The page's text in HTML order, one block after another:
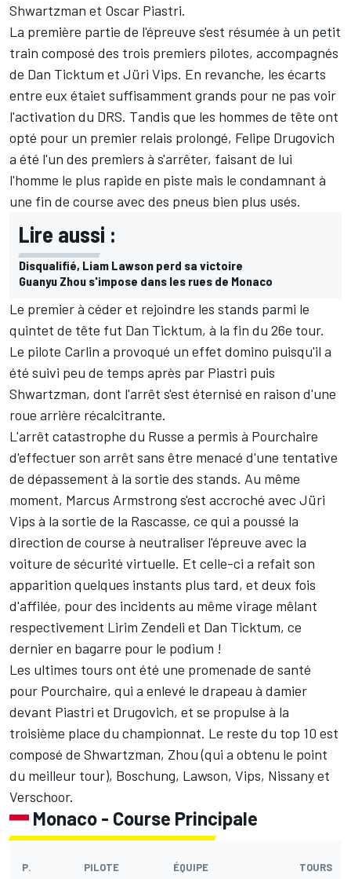
Shwartzman et Oscar Piastri.
La première partie de l'épreuve s'est résumée à un petit
train composé des trois premiers pilotes, accompagnés
de Dan Ticktum et Jüri Vips. En revanche, les écarts
entre eux étaiet suffisamment grands pour ne pas voir
l'activation du DRS. Tandis que les hommes de tête ont
opté pour un premier relais prolongé, Felipe Drugovich
a été l'un des premiers à s'arrêter, faisant de lui
l'homme le plus rapide en piste mais le condamnant à
une fin de course avec des pneus bien plus usés.
Lire aussi :
Disqualifié, Liam Lawson perd sa victoire
Guanyu Zhou s'impose dans les rues de Monaco
Le premier à céder et rejoindre les stands parmi le
quintet de tête fut Dan Ticktum, à la fin du 26e tour.
Le pilote Carlin a provoqué un effet domino puisqu'il a
été suivi peu de temps après par Piastri puis
Shwartzman, dont l'arrêt s'est éternisé en raison d'une
roue arrière récalcitrante.
L'arrêt catastrophe du Russe a permis à Pourchaire
d'effectuer son arrêt sans être menacé d'une tentative
de dépassement à la sortie des stands. Au même
moment, Marcus Armstrong s'est accroché avec Jüri
Vips à la sortie de la Rascasse, ce qui a poussé la
direction de course à neutraliser l'épreuve avec la
voiture de sécurité virtuelle. Et celle-ci a refait son
apparition quelques instants plus tard, et deux fois
d'affilée, pour des incidents au même virage mêlant
respectivement Lirim Zendeli et Dan Ticktum, ce
dernier en bagarre pour le podium !
Les ultimes tours ont été une promenade de santé
pour Pourchaire, qui a enlevé le drapeau à damier
devant Piastri et Drugovich, et se propulse à la
troisième place du championnat. Le reste du top 10 est
composé de Shwartzman, Zhou (qui a obtenu le point
du meilleur tour), Boschung, Lawson, Vips, Nissany et
Verschoor.
Monaco - Course Principale
P. PILOTE ÉQUIPE TOURS